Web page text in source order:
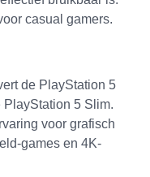
casual gamers.
de PlayStation 5
PlayStation 5 Slim.
voor grafisch
games en 4K-